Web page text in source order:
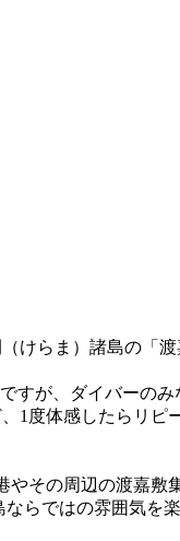
けらま）諸島の「
が、ダイバーの
度体感したらリピ
その周辺の渡嘉
らではの雰囲気を